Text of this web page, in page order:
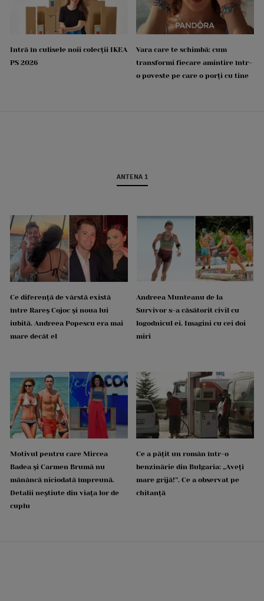
Intră în culisele noii colecții IKEA
PS 2026
Vara care te schimbă: cum
transformi fiecare amintire într-
o poveste pe care o porți cu tine
ANTENA 1
Ce diferență de vârstă există
între Rareș Cojoc și noua lui
iubită. Andreea Popescu era mai
mare decât el
Andreea Munteanu de la
Survivor s-a căsătorit civil cu
logodnicul ei. Imagini cu cei doi
miri
Motivul pentru care Mircea
Badea și Carmen Brumă nu
mănâncă niciodată împreună.
Detalii neștiute din viața lor de
cuplu
Ce a pățit un român într-o
benzinărie din Bulgaria: „Aveți
mare grijă!”. Ce a observat pe
chitanță